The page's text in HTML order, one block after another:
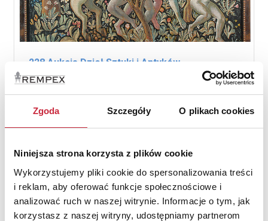
Zgoda Szczegóły O plikach cookies
Niniejsza strona korzysta z plików cookie
Wykorzystujemy pliki cookie do spersonalizowania treści
i reklam, aby oferować funkcje społecznościowe i
analizować ruch w naszej witrynie. Informacje o tym, jak
korzystasz z naszej witryny, udostępniamy partnerom
228 Aukcja Dzieł Sztuki i Antyków